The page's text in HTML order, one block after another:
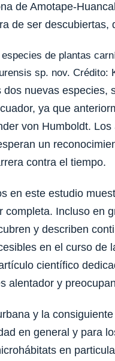
de Amotape-
de ser descubiertas,
sp. nov. Crédito:
nuevas especies,
ya que
von Humboldt.
un
contra el tiempo.
en este estudio
completa. Incluso en
y describen
en el curso
científico
alentador y
y la
en general y para
en